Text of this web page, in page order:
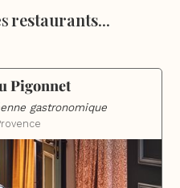
restaurants...
Pigonnet
gastronomique